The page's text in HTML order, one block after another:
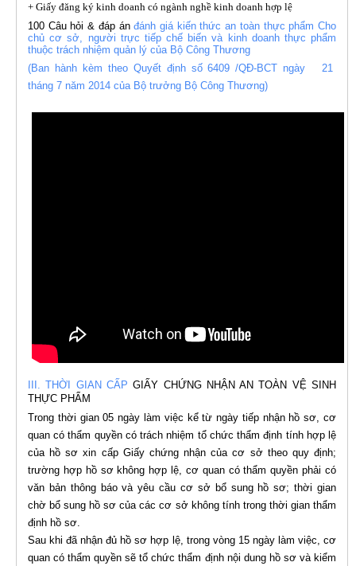
+ Giấy đăng ký kinh doanh có ngành nghề kinh doanh hợp lệ
100 Câu hỏi & đáp ánđánh giá kiến thức an toàn thực phẩm Cho
chủ cơ sở, người trực tiếp chế biến và kinh doanh thực phẩm
thuộc trách nhiệm quản lý của Bộ Công Thương
(Ban hành kèm theo Quyết định số 6409 /QĐ-BCT ngày 21
tháng 7 năm 2014 của Bộ trưởng Bộ Công Thương)
III. THỜI GIAN CẤPGIẤY CHỨNG NHẬN AN TOÀN VỆ SINH
THỰC PHẨM
Trong thời gian 05 ngày làm việc kể từ ngày tiếp nhận hồ sơ, cơ
quan có thẩm quyền có trách nhiệm tổ chức thẩm định tính hợp lệ
của hồ sơ xin cấp Giấy chứng nhận của cơ sở theo quy định;
trường hợp hồ sơ không hợp lệ, cơ quan có thẩm quyền phải có
văn bản thông báo và yêu cầu cơ sở bổ sung hồ sơ; thời gian
chờ bổ sung hồ sơ của các cơ sở không tính trong thời gian thẩm
định hồ sơ.
Sau khi đã nhận đủ hồ sơ hợp lệ, trong vòng 15 ngày làm việc, cơ
quan có thẩm quyền sẽ tổ chức thẩm định nội dung hồ sơ và kiểm